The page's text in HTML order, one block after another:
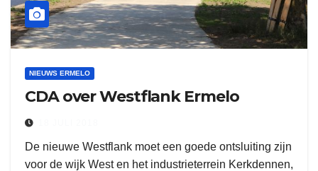
NIEUWS ERMELO
CDA over Westflank Ermelo
De nieuwe Westflank moet een goede ontsluiting zijn
voor de wijk West en het industrieterrein Kerkdennen,